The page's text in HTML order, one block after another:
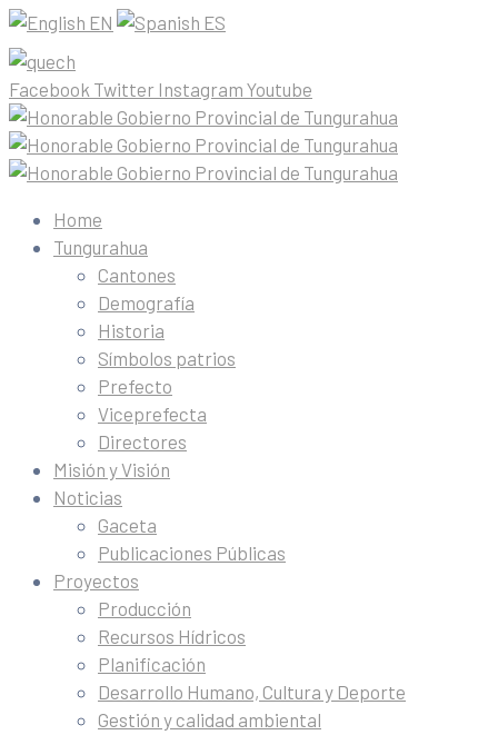
EN ES
Facebook Twitter Instagram Youtube
Home
Tungurahua
Cantones
Demografía
Historia
Símbolos patrios
Prefecto
Viceprefecta
Directores
Misión y Visión
Noticias
Gaceta
Publicaciones Públicas
Proyectos
Producción
Recursos Hídricos
Planificación
Desarrollo Humano, Cultura y Deporte
Gestión y calidad ambiental